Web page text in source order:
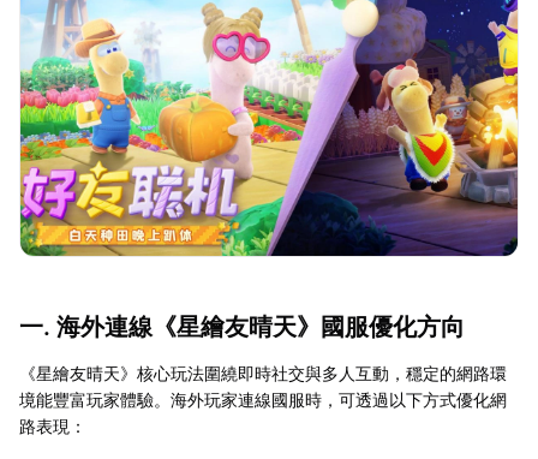
一. 海外連線《星繪友晴天》國服優化方向
《星繪友晴天》核心玩法圍繞即時社交與多人互動，穩定的網路環
境能豐富玩家體驗。海外玩家連線國服時，可透過以下方式優化網
路表現：